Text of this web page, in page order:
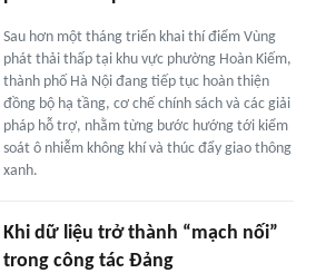
Sau hơn một tháng triển khai thí điểm Vùng
phát thải thấp tại khu vực phường Hoàn Kiếm,
thành phố Hà Nội đang tiếp tục hoàn thiện
đồng bộ hạ tầng, cơ chế chính sách và các giải
pháp hỗ trợ, nhằm từng bước hướng tới kiểm
soát ô nhiễm không khí và thúc đẩy giao thông
xanh.
Khi dữ liệu trở thành “mạch nối”
trong công tác Đảng